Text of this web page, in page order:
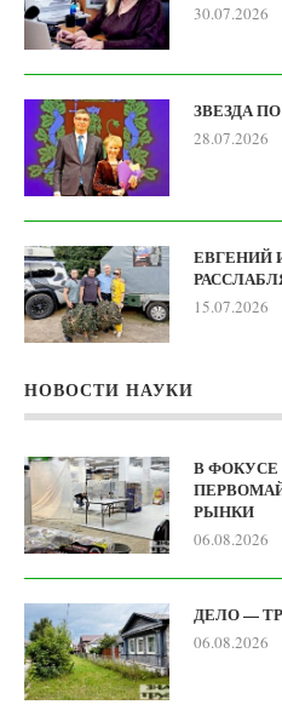
30.07.2026
ЗВЕЗДА
28.07.2026
ЕВГЕНИЙ
15.07.2026
НОВОСТИ НАУКИ
В
РЫНКИ
06.08.2026
ДЕЛО —
06.08.2026